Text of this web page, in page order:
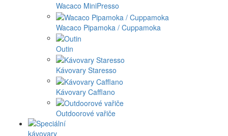
Wacaco MiniPresso
Wacaco Pipamoka / Cuppamoka
Outin
Kávovary Staresso
Kávovary Cafflano
Outdoorové vařiče